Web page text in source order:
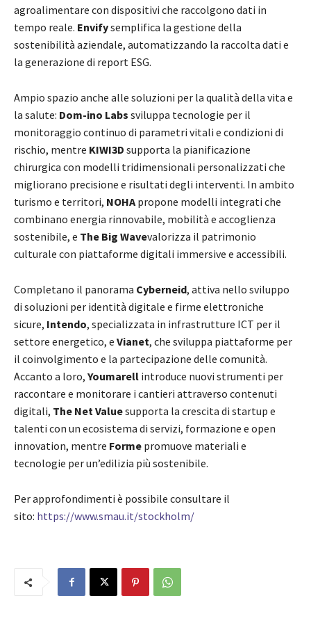
agroalimentare con dispositivi che raccolgono dati in
tempo reale. Envifysemplifica la gestione della
sostenibilità aziendale, automatizzando la raccolta dati e
la generazione di report ESG.
Ampio spazio anche alle soluzioni per la qualità della vita e
la salute: Dom-ino Labs sviluppa tecnologie per il
monitoraggio continuo di parametri vitali e condizioni di
rischio, mentre KIWI3D supporta la pianificazione
chirurgica con modelli tridimensionali personalizzati che
migliorano precisione e risultati degli interventi. In ambito
turismo e territori, NOHApropone modelli integrati che
combinano energia rinnovabile, mobilità e accoglienza
sostenibile, e The Big Wavevalorizza il patrimonio
culturale con piattaforme digitali immersive e accessibili.
Completano il panorama Cyberneid, attiva nello sviluppo
di soluzioni per identità digitale e firme elettroniche
sicure, Intendo, specializzata in infrastrutture ICT per il
settore energetico, e Vianet, che sviluppa piattaforme per
il coinvolgimento e la partecipazione delle comunità.
Accanto a loro, Youmarell introduce nuovi strumenti per
raccontare e monitorare i cantieri attraverso contenuti
digitali, The Net Valuesupporta la crescita di startup e
talenti con un ecosistema di servizi, formazione e open
innovation, mentre Forme promuove materiali e
tecnologie per un’edilizia più sostenibile.
Per approfondimenti è possibile consultare il
sito: https://www.smau.it/stockholm/